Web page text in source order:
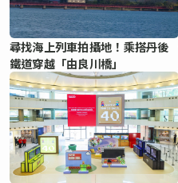
尋找海上列車拍攝地！乘搭丹後
鐵道穿越「由良川橋」